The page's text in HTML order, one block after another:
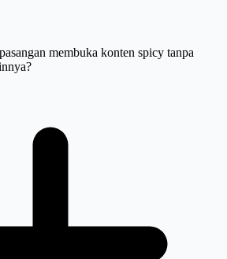
membuka konten spicy tanpa